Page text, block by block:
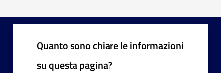
Quanto sono chiare le informazioni
su questa pagina?